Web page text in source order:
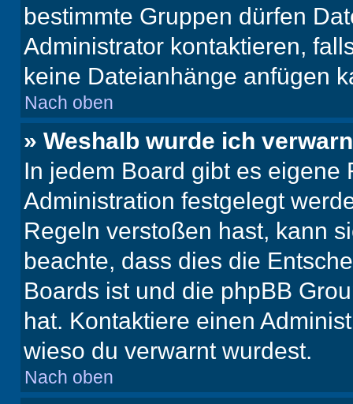
bestimmte Gruppen dürfen
Administrator kontaktieren,
keine Dateianhänge anfügen
Nach oben
» Weshalb wurde ich
In jedem Board gibt es
Administration festgelegt
Regeln verstoßen hast, kann
beachte, dass dies die
Boards ist und die phpBB
hat. Kontaktiere einen
wieso du verwarnt wurdest.
Nach oben